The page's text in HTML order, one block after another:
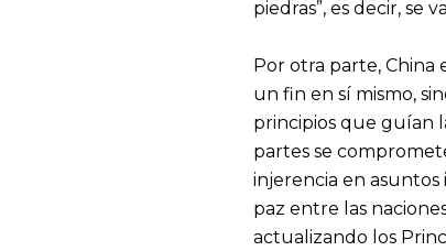
piedras”, es decir, se
Por otra parte, China
un fin en sí mismo,
principios que guían
partes se
injerencia en
paz entre las
actualizando los